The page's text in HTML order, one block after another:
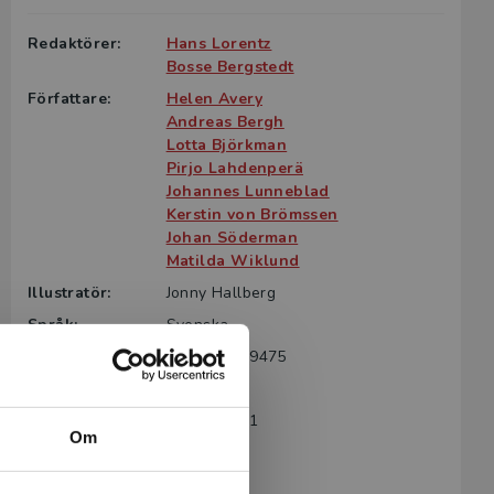
Om
Redaktörer:
Hans Lorentz
Bosse Bergstedt
Författare:
Helen Avery
Andreas Bergh
Lotta Björkman
Pirjo Lahdenperä
Johannes Lunneblad
Kerstin von Brömssen
Johan Söderman
Matilda Wiklund
Illustratör:
Jonny Hallberg
Språk:
Svenska
9789144189475
43290-SB01